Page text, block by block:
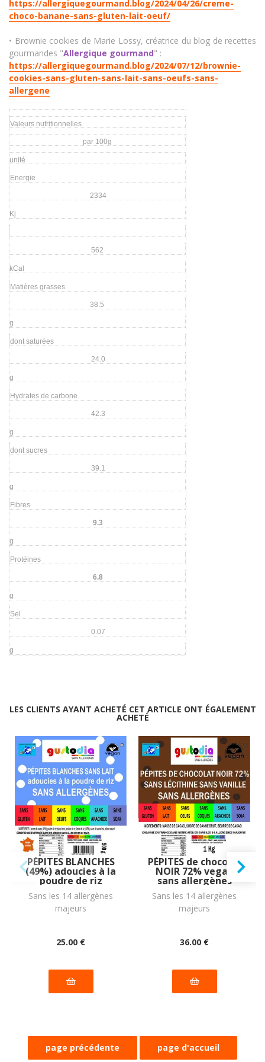
https://allergiquegourmand.blog/2024/04/26/creme-
choco-banane-sans-gluten-lait-oeuf/
• Brownie cookies de Marie Lossy, créatrice du blog de recettes
gourmandes "Allergique gourmand" :
https://allergiquegourmand.blog/2024/07/12/brownie-
cookies-sans-gluten-sans-lait-sans-oeufs-sans-
allergene
Valeurs nutritionnelles
par 100g
unité
Energie
2334
Kj
562
kCal
Matières grasses
38.5
g
dont saturées
24.0
g
Hydrates de carbone
42.3
g
dont sucres
39.1
g
Fibres
9.3
g
Protéines
6.8
g
Sel
0.07
g
LES CLIENTS AYANT ACHETÉ CET ARTICLE ONT ÉGALEMENT
ACHETÉ
PÉPITES BLANCHES
(49%) adoucies à la
poudre de riz
vegan sans
allergènes
Gustodia : 500g
Sans les 14 allergènes
majeurs
25.00 €
PÉPITES de chocolat
NOIR 72% vegan
sans allergènes
Gustodia : 1 kg
Sans les 14 allergènes
majeurs
36.00 €